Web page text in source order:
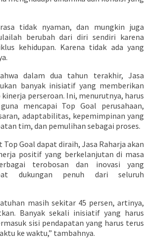
tidak nyaman, dan mungkin juga
berubah dari diri sendiri karena
kehidupan. Karena tidak ada yang
dalam dua tahun terakhir, Jasa
banyak inisiatif yang memberikan
perseroan. Ini, menurutnya, harus
mencapai Top Goal perusahaan,
adaptabilitas, kepemimpinan yang
tim, dan pemulihan sebagai proses.
Goal dapat diraih, Jasa Raharja akan
positif yang berkelanjutan di masa
terobosan dan inovasi yang
dukungan penuh dari seluruh
masih sekitar 45 persen, artinya,
Banyak sekali inisiatif yang harus
sisi pendapatan yang harus terus
ke waktu,” tambahnya.